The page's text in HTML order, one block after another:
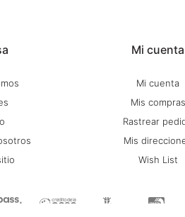
Mi cuenta
Mi cuenta
Mis compras
Rastrear
Mis
Wish List